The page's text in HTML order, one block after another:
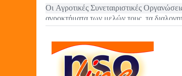
Οι Αγροτικές Συνεταιριστικές
αγροκτήματα των μελών τους, τα